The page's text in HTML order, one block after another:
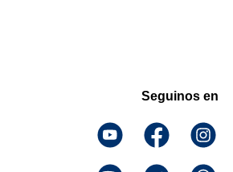
Seguinos en